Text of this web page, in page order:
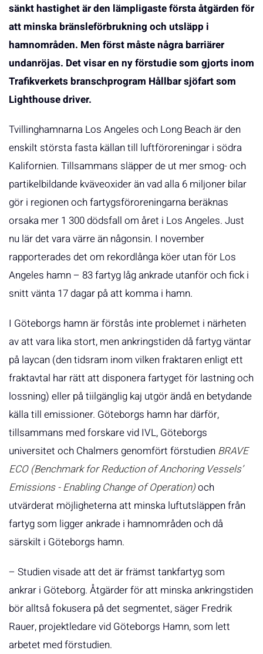
sänkt hastighet är den lämpligaste första åtgärden för
att minska bränsleförbrukning och utsläpp i
hamnområden. Men först måste några barriärer
undanröjas. Det visar en ny förstudie som gjorts inom
Trafikverkets branschprogram Hållbar sjöfart som
Lighthouse driver.
Tvillinghamnarna Los Angeles och Long Beach är den
enskilt största fasta källan till luftföroreningar i södra
Kalifornien. Tillsammans släpper de ut mer smog- och
partikelbildande kväveoxider än vad alla 6 miljoner bilar
gör i regionen och fartygsföroreningarna beräknas
orsaka mer 1 300 dödsfall om året i Los Angeles. Just
nu lär det vara värre än någonsin. I november
rapporterades det om rekordlånga köer utan för Los
Angeles hamn – 83 fartyg låg ankrade utanför och fick i
snitt vänta 17 dagar på att komma i hamn.
I Göteborgs hamn är förstås inte problemet i närheten
av att vara lika stort, men ankringstiden då fartyg väntar
på laycan (den tidsram inom vilken fraktaren enligt ett
fraktavtal har rätt att disponera fartyget för lastning och
lossning) eller på tiilgänglig kaj utgör ändå en betydande
källa till emissioner. Göteborgs hamn har därför,
tillsammans med forskare vid IVL, Göteborgs
universitet och Chalmers genomfört förstudien BRAVE
ECO (Benchmark for Reduction of Anchoring Vessels’
Emissions - Enabling Change of Operation)och
utvärderat möjligheterna att minska luftutsläppen från
fartyg som ligger ankrade i hamnområden och då
särskilt i Göteborgs hamn.
– Studien visade att det är främst tankfartyg som
ankrar i Göteborg. Åtgärder för att minska ankringstiden
bör alltså fokusera på det segmentet, säger Fredrik
Rauer, projektledare vid Göteborgs Hamn, som lett
arbetet med förstudien.